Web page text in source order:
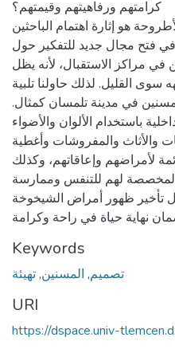
كرامتهم ورفاهيتهم وقيمتهم؟
هو إثارة اهتمام الباحثين
فتح مجال جديد للتفكير حول
في مراكز الاستقبال، لأنه يظل
القليل. لذلك حاولنا تلبية
في مدينة تلمسان كمثال.
باستخدام الألوان والأضواء
والأثاث والمفروشات وأغطية
لأمراضهم وإعاقاتهم، وكذلك
لهم للتنفس وممارسة
تأخير ظهور أمراض الشيخوخة
Keywords
تصميم, المسنين,تهيئة
URI
https://dspace.univ-